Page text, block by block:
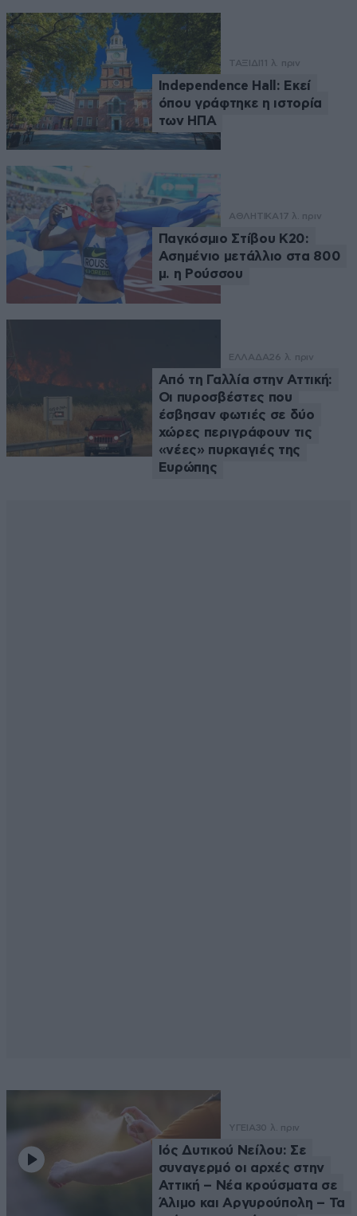
ΤΑΞΙΔΙ 11 λ. πριν
Independence Hall: Εκεί
όπου γράφτηκε η ιστορία
των ΗΠΑ
ΑΘΛΗΤΙΚΑ 17 λ. πριν
Παγκόσμιο Στίβου Κ20:
Ασημένιο μετάλλιο στα 800
μ. η Ρούσσου
ΕΛΛΑΔΑ26 λ. πριν
Από τη Γαλλία στην Αττική:
Οι πυροσβέστες που
έσβησαν φωτιές σε δύο
χώρες περιγράφουν τις
«νέες» πυρκαγιές της
Ευρώπης
ΥΓΕΙΑ30 λ. πριν
Ιός Δυτικού Νείλου: Σε
συναγερμό οι αρχές στην
Αττική – Νέα κρούσματα σε
Άλιμο και Αργυρούπολη – Τα